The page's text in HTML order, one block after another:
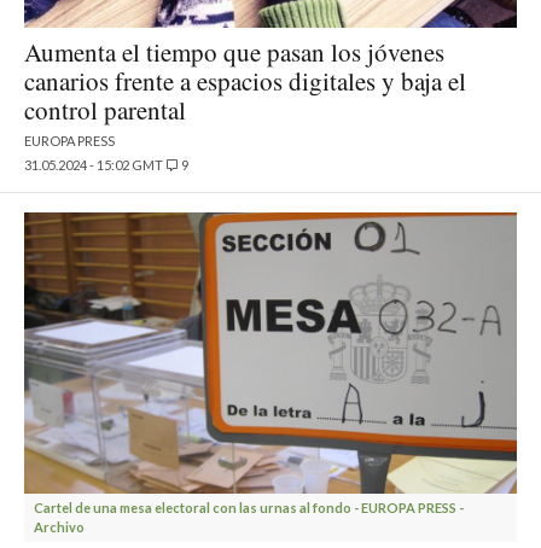
Aumenta el tiempo que pasan los jóvenes
canarios frente a espacios digitales y baja el
control parental
EUROPA PRESS
31.05.2024 - 15:02 GMT
9
Cartel de una mesa electoral con las urnas al fondo - EUROPA PRESS -
Archivo